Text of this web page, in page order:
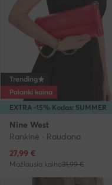
EXTRA -15% Kodas: SUMMER
Trending
Palanki kaina
Nine West
Rankinė · Raudona
Dabartinė kaina
27,99 €
Mažiausia kaina31,99 €